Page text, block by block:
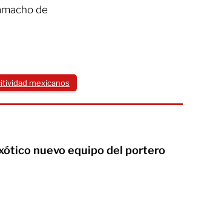
de
mexicanos
nuevo equipo del portero